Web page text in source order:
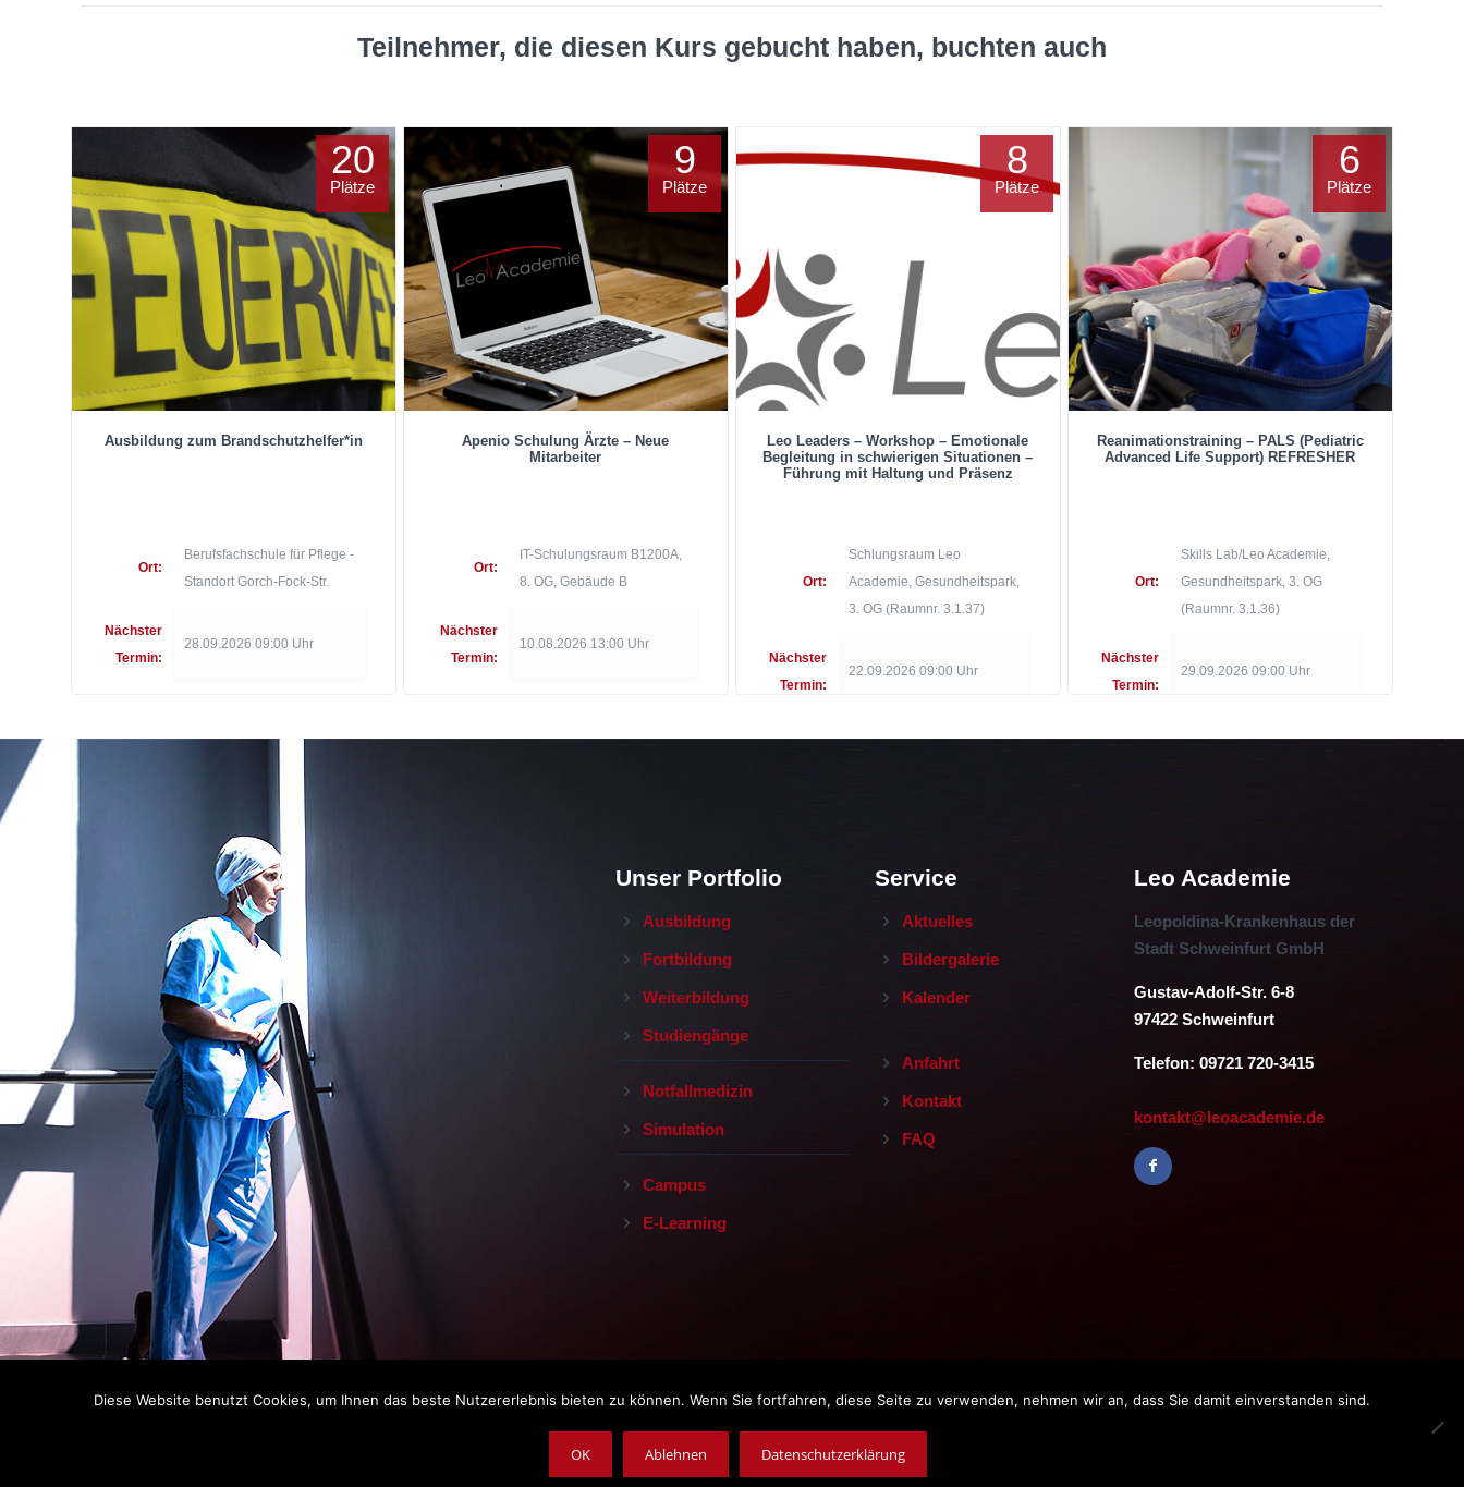
Teilnehmer, die diesen Kurs gebucht haben, buchten auch
Ausbildung zum Brandschutzhelfer*in
Ort:
Berufsfachschule für Pflege -
Standort Gorch-Fock-Str.
Nächster
Termin:
28.09.2026 09:00 Uhr
20
Plätze
Apenio Schulung Ärzte – Neue
Mitarbeiter
Ort:
IT-Schulungsraum B1200A,
8. OG, Gebäude B
Nächster
Termin:
10.08.2026 13:00 Uhr
9
Plätze
Leo Leaders – Workshop – Emotionale
Begleitung in schwierigen Situationen –
Führung mit Haltung und Präsenz
Ort:
Schlungsraum Leo
Academie, Gesundheitspark,
3. OG (Raumnr. 3.1.37)
Nächster
Termin:
22.09.2026 09:00 Uhr
8
Plätze
Reanimationstraining – PALS (Pediatric
Advanced Life Support) REFRESHER
Ort:
Skills Lab/Leo Academie,
Gesundheitspark, 3. OG
(Raumnr. 3.1.36)
Nächster
Termin:
29.09.2026 09:00 Uhr
6
Plätze
Unser Portfolio
Ausbildung
Fortbildung
Weiterbildung
Studiengänge
Notfallmedizin
Simulation
Campus
E-Learning
Service
Aktuelles
Bildergalerie
Kalender
Anfahrt
Kontakt
FAQ
Leo Academie
Leopoldina-Krankenhaus der
Stadt Schweinfurt GmbH
Gustav-Adolf-Str. 6-8
97422 Schweinfurt
Telefon: 09721 720-3415
kontakt@leoacademie.de
Copyright © 2019, Leopoldina-Krankenhaus der Stadt Schweinfurt GmbH
Diese Website benutzt Cookies, um Ihnen das beste Nutzererlebnis bieten zu können. Wenn Sie fortfahren, diese Seite zu verwenden, nehmen wir an, dass Sie damit einverstanden sind.
OK Ablehnen Datenschutzerklärung